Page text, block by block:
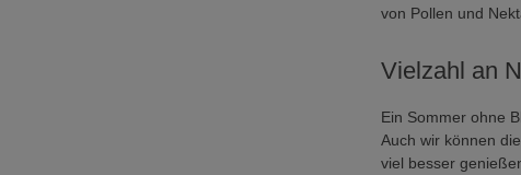
von Pollen und
Vielzahl an
Ein Sommer ohne
Auch wir können
viel besser